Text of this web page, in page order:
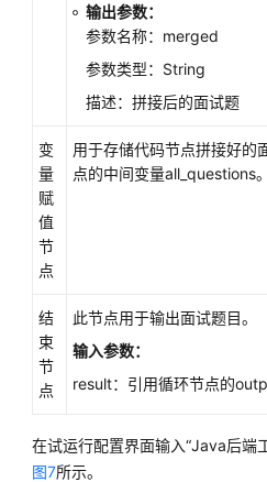
输出参数：
参数名称：merged
参数类型：String
描述：拼接后的面试题
变
量
赋
值
节
点
用于存储代码节点拼接好的
点的中间变量all_questions。
结
束
节
点
此节点用于输出面试题目。
输入参数：
result：引用循环节点的
在试运行配置界面输入“Java后端
图7所示。